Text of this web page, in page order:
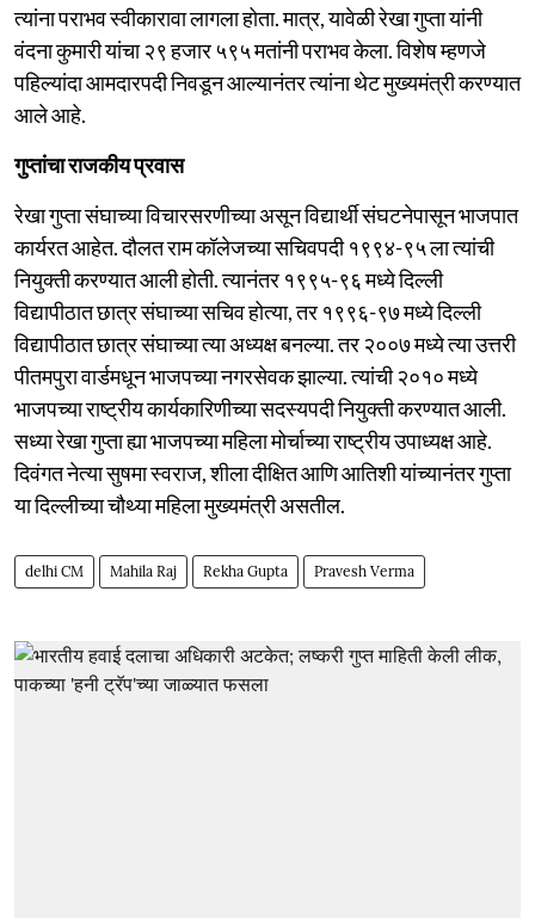
त्यांना पराभव स्वीकारावा लागला होता. मात्र, यावेळी रेखा गुप्ता यांनी
वंदना कुमारी यांचा २९ हजार ५९५ मतांनी पराभव केला. विशेष म्हणजे
पहिल्यांदा आमदारपदी निवडून आल्यानंतर त्यांना थेट मुख्यमंत्री करण्यात
आले आहे.
गुप्तांचा राजकीय प्रवास
रेखा गुप्ता संघाच्या विचारसरणीच्या असून विद्यार्थी संघटनेपासून भाजपात
कार्यरत आहेत. दौलत राम कॉलेजच्या सचिवपदी १९९४-९५ ला त्यांची
नियुक्ती करण्यात आली होती. त्यानंतर १९९५-९६ मध्ये दिल्ली
विद्यापीठात छात्र संघाच्या सचिव होत्या, तर १९९६-९७ मध्ये दिल्ली
विद्यापीठात छात्र संघाच्या त्या अध्यक्ष बनल्या. तर २००७ मध्ये त्या उत्तरी
पीतमपुरा वार्डमधून भाजपच्या नगरसेवक झाल्या. त्यांची २०१० मध्ये
भाजपच्या राष्ट्रीय कार्यकारिणीच्या सदस्यपदी नियुक्ती करण्यात आली.
सध्या रेखा गुप्ता ह्या भाजपच्या महिला मोर्चाच्या राष्ट्रीय उपाध्यक्ष आहे.
दिवंगत नेत्या सुषमा स्वराज, शीला दीक्षित आणि आतिशी यांच्यानंतर गुप्ता
या दिल्लीच्या चौथ्या महिला मुख्यमंत्री असतील.
delhi CM Mahila Raj Rekha Gupta Pravesh Verma